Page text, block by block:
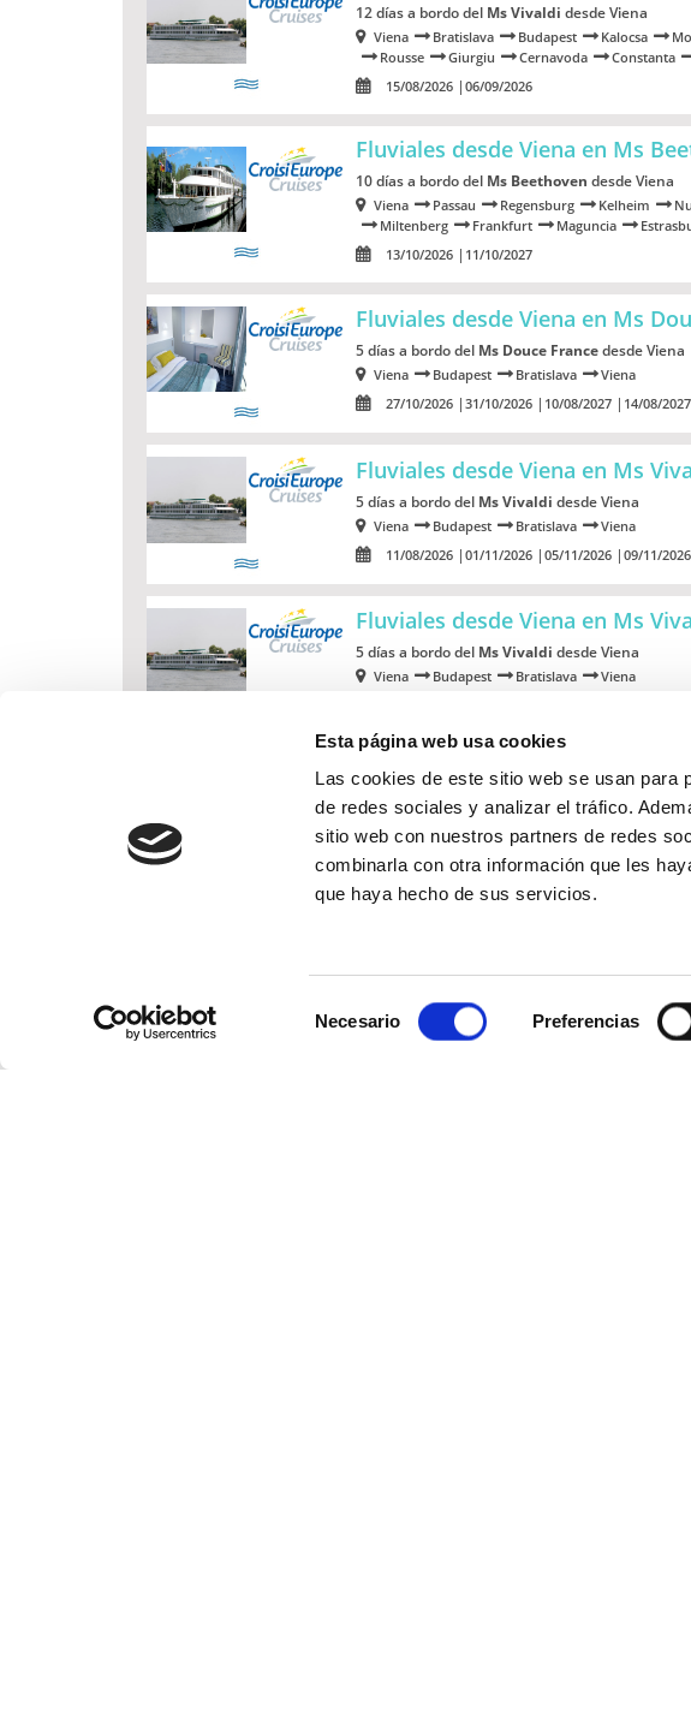
Esta página web usa cookies
Las cookies de este sitio web se usan para
de redes sociales y analizar el tráfico.
sitio web con nuestros partners de redes
combinarla con otra información que les
que haya hecho de sus servicios.
Necesario Preferencias
12 días a bordo del Ms Vivaldi desde Viena
Viena Bratislava Budapest Kalocsa
Rousse
Giurgiu Cernavoda Constanta
15/08/2026
06/09/2026
Fluviales desde Viena en Ms
10 días a bordo del Ms Beethoven desde Viena
Viena Passau Regensburg Kelheim
Miltenberg
Frankfurt Maguncia
13/10/2026
11/10/2027
Fluviales desde Viena en Ms
5 días a bordo del Ms Douce Francedesde Viena
Viena Budapest Bratislava
Viena
27/10/2026
31/10/2026 10/08/2027 14/08/2027
Fluviales desde Viena en Ms
5 días a bordo del Ms Vivaldi desde Viena
Viena Budapest Bratislava
Viena
11/08/2026
01/11/2026 05/11/2026 09/11/2026
Fluviales desde Viena en Ms
5 días a bordo del Ms Vivaldi desde Viena
Viena Budapest Bratislava
Viena
Fluviales desde Viena en Ms
5 días a bordo del Ms Vivaldi desde Viena
Viena Budapest Bratislava
Viena
29/11/2026
07/12/2026 11/12/2026 15/12/2026
Viena Budapest Bratislava
Viena
22/12/2026
22/12/2027